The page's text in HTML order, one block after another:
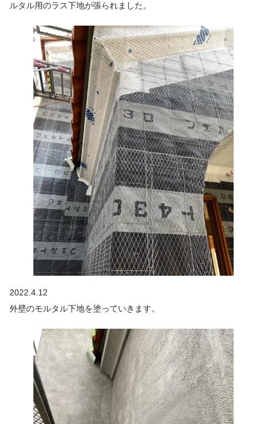
ルタル用のラス下地が張られました。
2022.4.12
外壁のモルタル下地を塗っていきます。